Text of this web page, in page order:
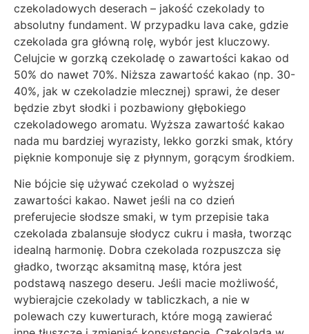
czekoladowych deserach – jakość czekolady to
absolutny fundament. W przypadku lava cake, gdzie
czekolada gra główną rolę, wybór jest kluczowy.
Celujcie w gorzką czekoladę o zawartości kakao od
50% do nawet 70%. Niższa zawartość kakao (np. 30-
40%, jak w czekoladzie mlecznej) sprawi, że deser
będzie zbyt słodki i pozbawiony głębokiego
czekoladowego aromatu. Wyższa zawartość kakao
nada mu bardziej wyrazisty, lekko gorzki smak, który
pięknie komponuje się z płynnym, gorącym środkiem.
Nie bójcie się używać czekolad o wyższej
zawartości kakao. Nawet jeśli na co dzień
preferujecie słodsze smaki, w tym przepisie taka
czekolada zbalansuje słodycz cukru i masła, tworząc
idealną harmonię. Dobra czekolada rozpuszcza się
gładko, tworząc aksamitną masę, która jest
podstawą naszego deseru. Jeśli macie możliwość,
wybierajcie czekolady w tabliczkach, a nie w
polewach czy kuwerturach, które mogą zawierać